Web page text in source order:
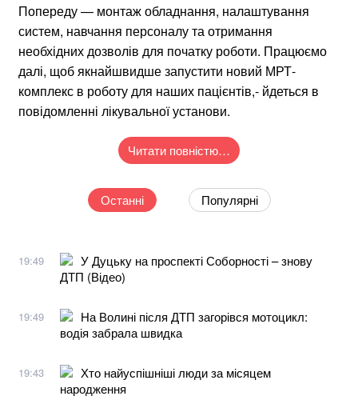
Попереду — монтаж обладнання, налаштування
систем, навчання персоналу та отримання
необхідних дозволів для початку роботи. Працюємо
далі, щоб якнайшвидше запустити новий МРТ-
комплекс в роботу для наших пацієнтів,- йдеться в
повідомленні лікувальної установи.
Читати повністю…
Останні Популярні
19:49
У Дуцьку на проспекті Соборності – знову
ДТП (Відео)
19:49
На Волині після ДТП загорівся мотоцикл:
водія забрала швидка
19:43
Хто найуспішніші люди за місяцем
народження